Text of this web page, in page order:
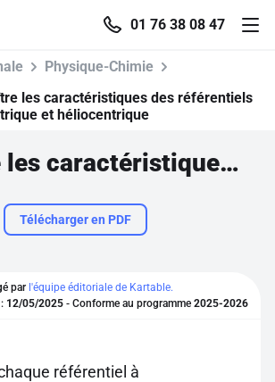
01 76 38 08 47
Physique-Chimie
les caractéristiques des référentiels
et héliocentrique
Connaître les caractéristiques des référentiels terrestre, géocentrique et héliocentrique
Télécharger en PDF
par l'équipe éditoriale de Kartable.
12/05/2025 - Conforme au programme 2025-2026
référentiel à